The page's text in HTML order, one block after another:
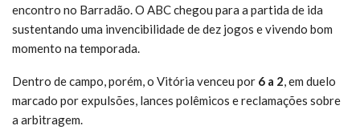
encontro no Barradão. O ABC chegou para a partida de ida
sustentando uma invencibilidade de dez jogos e vivendo bom
momento na temporada.
Dentro de campo, porém, o Vitória venceu por 6 a 2, em duelo
marcado por expulsões, lances polêmicos e reclamações sobre
a arbitragem.